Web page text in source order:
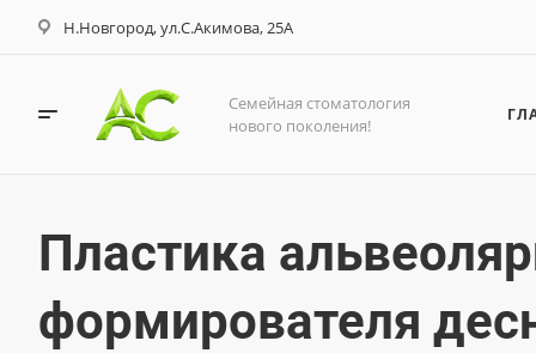
Н.Новгород, ул.С.Акимова, 25А
Семейная стоматология
нового поколения!
Пластика
формирователя